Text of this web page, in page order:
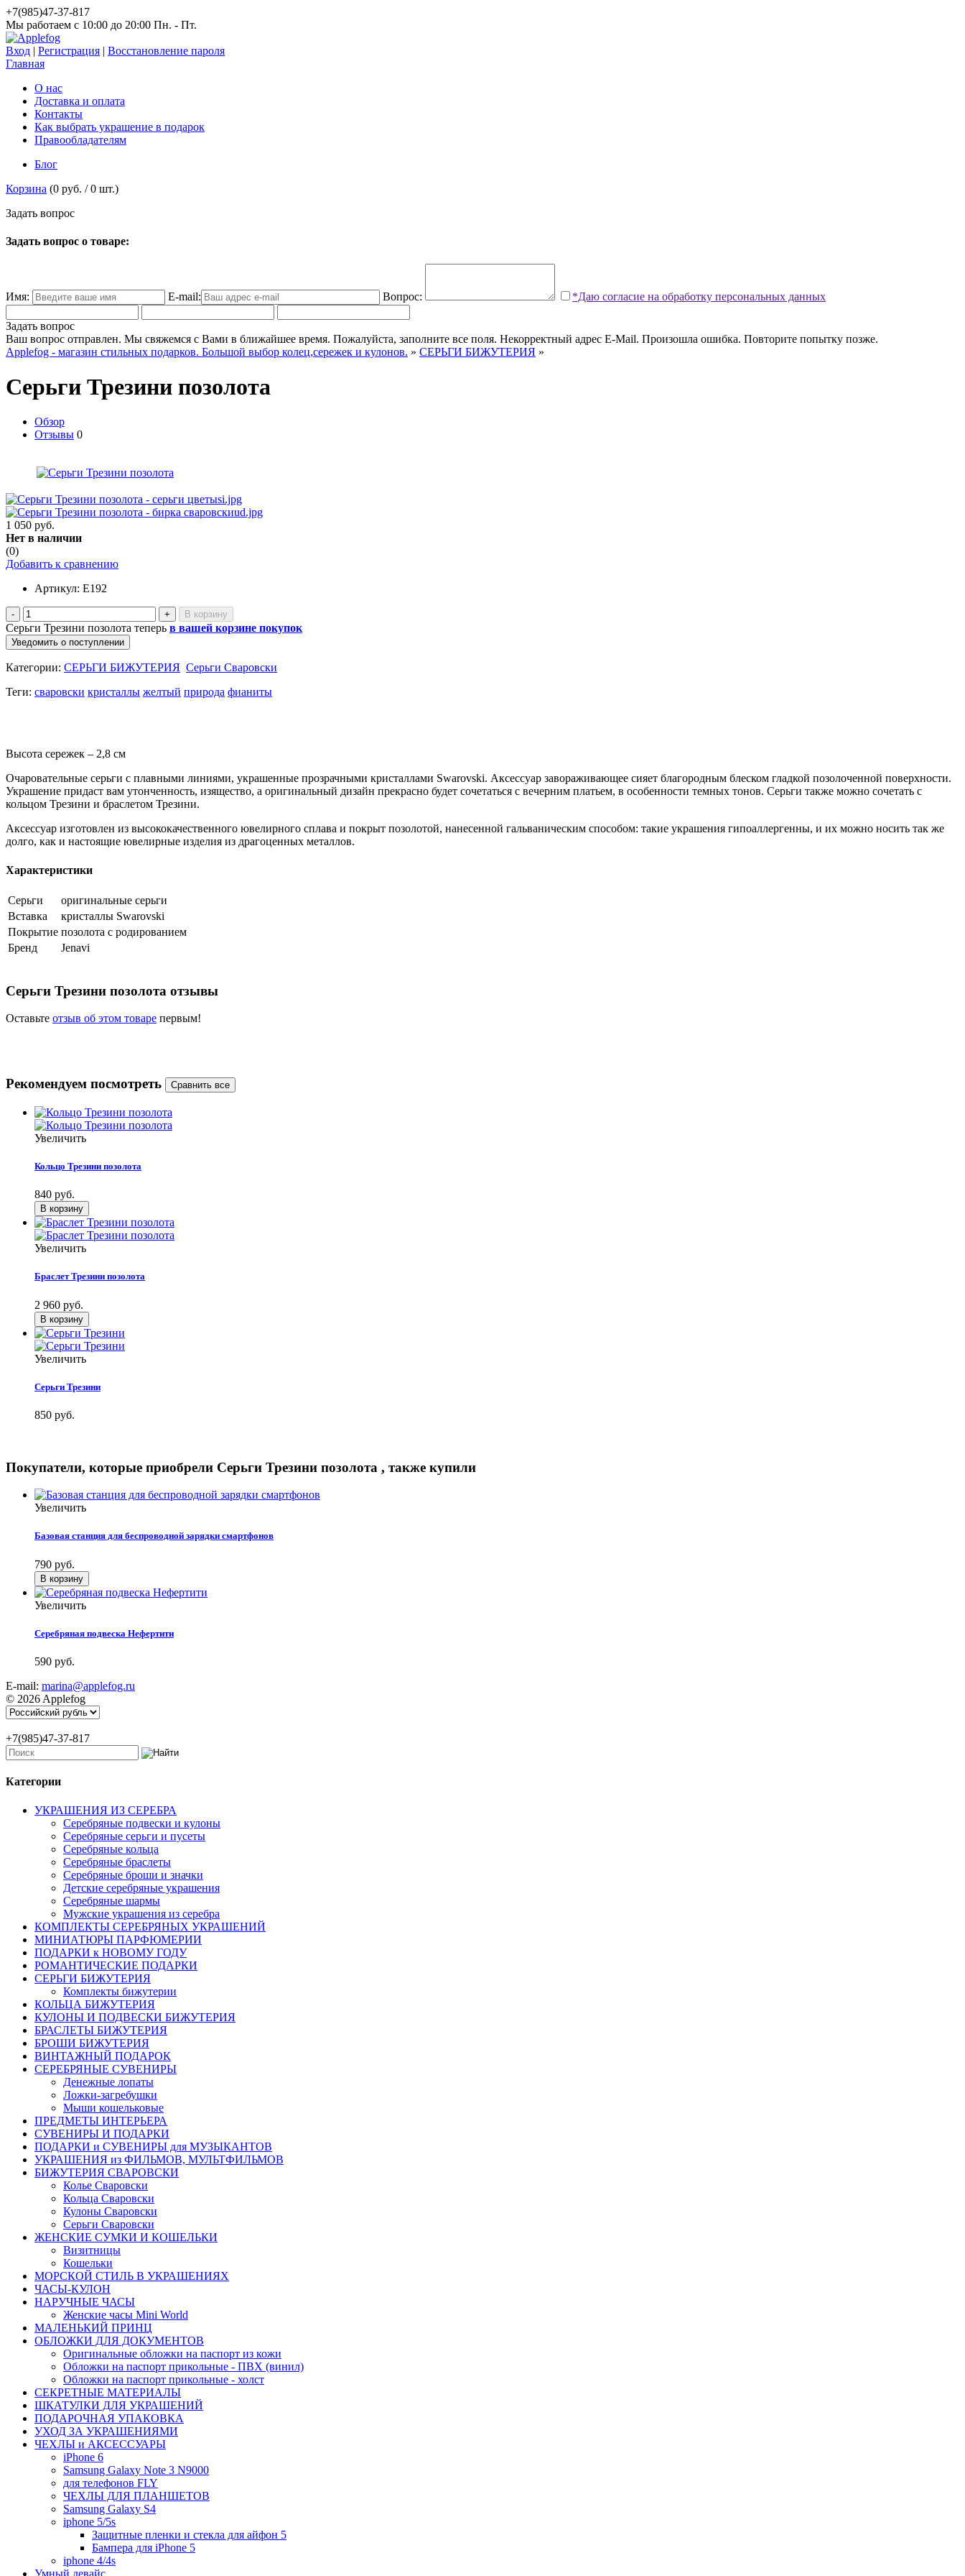
+7(985)47-37-817
Мы работаем c 10:00 до 20:00 Пн. - Пт.
Вход | Регистрация | Восстановление пароля
Главная
О нас
Доставка и оплата
Контакты
Как выбрать украшение в подарок
Правообладателям
Блог
Корзина (0 руб. /0 шт.)
Задать вопрос
Задать вопрос о товаре:
Имя: E-mail: Вопрос: *Даю согласие на обработку персональных данных
Задать вопрос
Ваш вопрос отправлен. Мы свяжемся с Вами в ближайшее время. Пожалуйста, заполните все поля. Некорректный адрес E-Mail. Произошла ошибка. Повторите попытку позже.
Applefog - магазин стильных подарков. Большой выбор колец,сережек и кулонов. » СЕРЬГИ БИЖУТЕРИЯ »
Серьги Трезини позолота
Обзор
Отзывы 0
1 050 руб.
Нет в наличии
(0)
Добавить к сравнению
Артикул: E192
- +
Серьги Трезини позолота теперь в вашей корзине покупок
Уведомить о поступлении
Категории: СЕРЬГИ БИЖУТЕРИЯ Серьги Сваровски
Теги: сваровски кристаллы желтый природа фианиты
Высота сережек – 2,8 см
Очаровательные серьги с плавными линиями, украшенные прозрачными кристаллами Swarovski. Аксессуар завораживающее сияет благородным блеском гладкой позолоченной поверхности.
Украшение придаст вам утонченность, изящество, а оригинальный дизайн прекрасно будет сочетаться с вечерним платьем, в особенности темных тонов. Серьги также можно сочетать с
кольцом Трезини и браслетом Трезини.
Аксессуар изготовлен из высококачественного ювелирного сплава и покрыт позолотой, нанесенной гальваническим способом: такие украшения гипоаллергенны, и их можно носить так же
долго, как и настоящие ювелирные изделия из драгоценных металлов.
Характеристики
Серьги
оригинальные серьги
Вставка
кристаллы Swarovski
Покрытие позолота с родированием
Бренд
Jenavi
Серьги Трезини позолота отзывы
Оставьте отзыв об этом товаре первым!
Рекомендуем посмотреть
Увеличить
Кольцо Трезини позолота
840 руб.
Увеличить
Браслет Трезини позолота
2 960 руб.
Увеличить
Серьги Трезини
850 руб.
Покупатели, которые приобрели Серьги Трезини позолота , также купили
Увеличить
Базовая станция для беспроводной зарядки смартфонов
790 руб.
Увеличить
Серебряная подвеска Нефертити
590 руб.
E-mail: marina@applefog.ru
© 2026 Applefog
+7(985)47-37-817
Категории
УКРАШЕНИЯ ИЗ СЕРЕБРА
Серебряные подвески и кулоны
Серебряные серьги и пусеты
Серебряные кольца
Серебряные браслеты
Серебряные броши и значки
Детские серебряные украшения
Серебряные шармы
Мужские украшения из серебра
КОМПЛЕКТЫ СЕРЕБРЯНЫХ УКРАШЕНИЙ
МИНИАТЮРЫ ПАРФЮМЕРИИ
ПОДАРКИ к НОВОМУ ГОДУ
РОМАНТИЧЕСКИЕ ПОДАРКИ
СЕРЬГИ БИЖУТЕРИЯ
Комплекты бижутерии
КОЛЬЦА БИЖУТЕРИЯ
КУЛОНЫ И ПОДВЕСКИ БИЖУТЕРИЯ
БРАСЛЕТЫ БИЖУТЕРИЯ
БРОШИ БИЖУТЕРИЯ
ВИНТАЖНЫЙ ПОДАРОК
СЕРЕБРЯНЫЕ СУВЕНИРЫ
Денежные лопаты
Ложки-загребушки
Мыши кошельковые
ПРЕДМЕТЫ ИНТЕРЬЕРА
СУВЕНИРЫ И ПОДАРКИ
ПОДАРКИ и СУВЕНИРЫ для МУЗЫКАНТОВ
УКРАШЕНИЯ из ФИЛЬМОВ, МУЛЬТФИЛЬМОВ
БИЖУТЕРИЯ СВАРОВСКИ
Колье Сваровски
Кольца Сваровски
Кулоны Сваровски
Серьги Сваровски
ЖЕНСКИЕ СУМКИ И КОШЕЛЬКИ
Визитницы
Кошельки
МОРСКОЙ СТИЛЬ В УКРАШЕНИЯХ
ЧАСЫ-КУЛОН
НАРУЧНЫЕ ЧАСЫ
Женские часы Mini World
МАЛЕНЬКИЙ ПРИНЦ
ОБЛОЖКИ ДЛЯ ДОКУМЕНТОВ
Оригинальные обложки на паспорт из кожи
Обложки на паспорт прикольные - ПВХ (винил)
Обложки на паспорт прикольные - холст
СЕКРЕТНЫЕ МАТЕРИАЛЫ
ШКАТУЛКИ ДЛЯ УКРАШЕНИЙ
ПОДАРОЧНАЯ УПАКОВКА
УХОД ЗА УКРАШЕНИЯМИ
ЧEХЛЫ и АКСЕССУАРЫ
iPhone 6
Samsung Galaxy Note 3 N9000
для телефонов FLY
ЧЕХЛЫ ДЛЯ ПЛАНШЕТОВ
Samsung Galaxy S4
iphone 5/5s
Защитные пленки и стекла для айфон 5
Бампера для iPhone 5
iphone 4/4s
Умный девайс